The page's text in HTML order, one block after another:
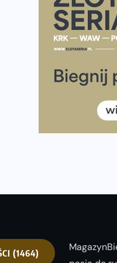
półmaratonem
Już w tę sobotę 35. Bieg
Wystartuje rekordowa
poradnik przed startem
Ile razy w tygodniu
często biegać, żeby
Już w ten weekend!
(1464)